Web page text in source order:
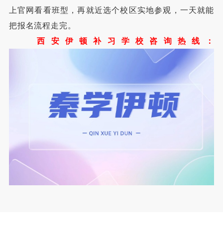
上官网看看班型，再就近选个校区实地参观，一天就能
把报名流程走完。
西安伊顿补习学校咨询热线：